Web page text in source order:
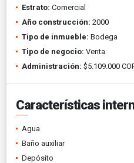
Estrato: Comercial
Año construcción: 2000
Tipo de inmueble: Bodega
Tipo de negocio: Venta
Administración: $5.109.000
Características
Agua
Baño auxiliar
Depósito